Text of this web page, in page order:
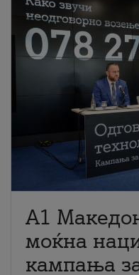
A1
моќна
кампања